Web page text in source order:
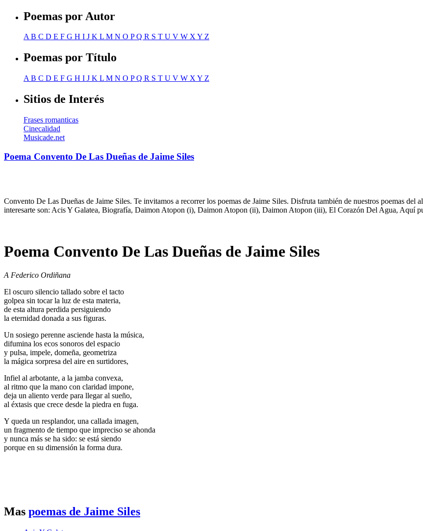
Poemas por Autor
AB C D E F G H I J K L M N O PQ R S T U V W XY Z
Poemas por Título
A B C D E F G H I J K L M N O PQ R S T U V W X Y Z
Sitios de Interés
Frases romanticas
Cinecalidad
Musicade.net
Poema Convento De Las Dueñas de Jaime Siles
Convento De Las Dueñas de Jaime Siles. Te invitamos a recorrer los poemas de Jaime Siles. Disfruta también de nuestros poemas del
interesarte son: Acis Y Galatea, Biografía, Daimon Atopon (i), Daimon Atopon (ii), Daimon Atopon (iii), El Corazón Del Agua, Aquí
Poema Convento De Las Dueñas de Jaime Siles
A Federico Ordiñana
El oscuro silencio tallado sobre el tacto
golpea sin tocar la luz de esta materia,
de esta altura perdida persiguiendo
la eternidad donada a sus figuras.
Un sosiego perenne asciende hasta la música,
difumina los ecos sonoros del espacio
y pulsa, impele, domeña, geometriza
la mágica sorpresa del aire en surtidores,
Infiel al arbotante, a la jamba convexa,
al ritmo que la mano con claridad impone,
deja un aliento verde para llegar al sueño,
al éxtasis que crece desde la piedra en fuga.
Y queda un resplandor, una callada imagen,
un fragmento de tiempo que impreciso se ahonda
y nunca más se ha sido: se está siendo
porque en su dimensión la forma dura.
Mas poemas de Jaime Siles